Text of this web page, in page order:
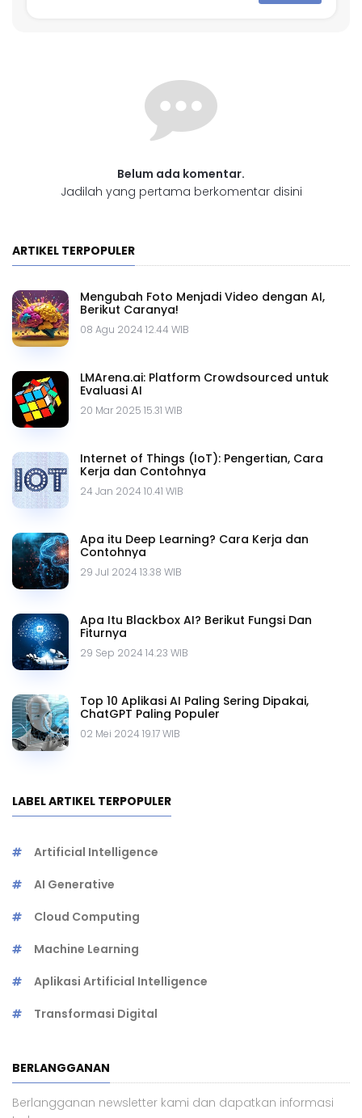
Belum ada komentar.
Jadilah yang pertama berkomentar disini
ARTIKEL TERPOPULER
Mengubah Foto Menjadi Video dengan AI,
Berikut Caranya!
08 Agu 2024 12.44 WIB
LMArena.ai: Platform Crowdsourced untuk
Evaluasi AI
20 Mar 2025 15.31 WIB
Internet of Things (IoT): Pengertian, Cara
Kerja dan Contohnya
24 Jan 2024 10.41 WIB
Apa itu Deep Learning? Cara Kerja dan
Contohnya
29 Jul 2024 13.38 WIB
Apa Itu Blackbox AI? Berikut Fungsi Dan
Fiturnya
29 Sep 2024 14.23 WIB
Top 10 Aplikasi AI Paling Sering Dipakai,
ChatGPT Paling Populer
02 Mei 2024 19.17 WIB
LABEL ARTIKEL TERPOPULER
Artificial Intelligence
AI Generative
Cloud Computing
Machine Learning
Aplikasi Artificial Intelligence
Transformasi Digital
BERLANGGANAN
Berlangganan newsletter kami dan dapatkan informasi